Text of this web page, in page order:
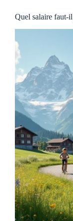
Quel salaire faut-